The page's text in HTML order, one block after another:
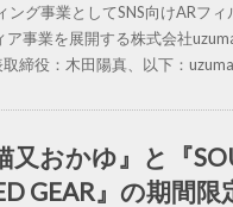
ング事業としてSNS向けARフ
ア事業を展開する株式会社
締役：木田陽真、以下：
又おかゆ』と『
GEAR』の期間